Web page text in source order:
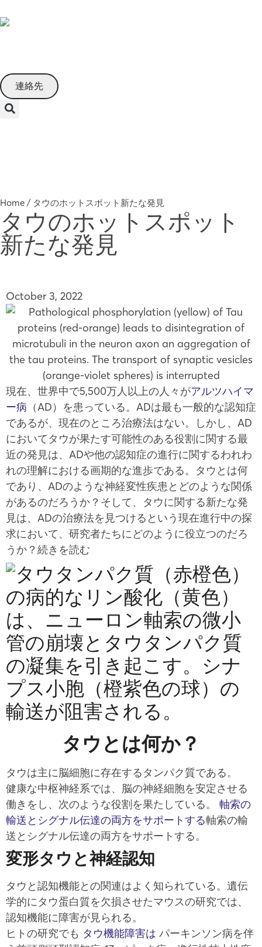
連絡先
Home / タウのホットスポット新たな発見
タウのホットスポット
新たな発見
October 3, 2022
現在、世界中で5,500万人以上の人々がアルツハイマ
ー病 （AD）を患っている。ADは最も一般的な認知症
であるが、現在のところ治療法はない。しかし、AD
においてタウが果たす可能性のある役割に関する最
近の発見は、ADや他の認知症の進行に関するわれわ
れの理解における画期的な進歩である。タウとは何
であり、ADのような神経変性疾患とどのような関係
があるのだろうか？そして、タウに関する新たな発
見は、ADの治療法を見つけるという現在進行中の探
求において、研究者たちにどのように役立つのだろ
うか？続きを読む
タウとは何か？
タウは主に脳細胞に存在するタンパク質である。
健康な中枢神経系では、脳の神経細胞を安定させる
働きをし、次のような役割を果たしている。 軸索の
輸送とシグナル伝達の両方をサポートする軸索の輸
送とシグナル伝達の両方をサポートする。
変形タウと神経認知
タウと認知機能との関連はよく知られている。遺伝
学的にタウ蛋白質を欠損させたマウスの研究では、
認知機能に障害が見られる。
ヒトの研究でも タウ機能障害は パーキンソン病を伴